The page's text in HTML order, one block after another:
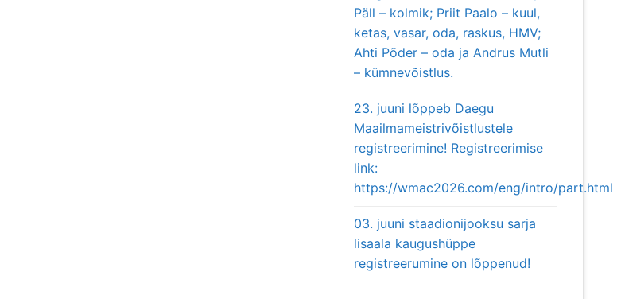
Päll – kolmik; Priit Paalo – kuul,
ketas, vasar, oda, raskus, HMV;
Ahti Põder – oda ja Andrus Mutli
– kümnevõistlus.
23. juuni lõppeb Daegu
Maailmameistrivõistlustele
registreerimine! Registreerimise
link:
https://wmac2026.com/eng/intro/part.html
03. juuni staadionijooksu sarja
lisaala kaugushüppe
registreerumine on lõppenud!